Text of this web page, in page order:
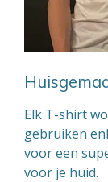
Elk T-shirt
gebruiken
voor een
voor je huid.